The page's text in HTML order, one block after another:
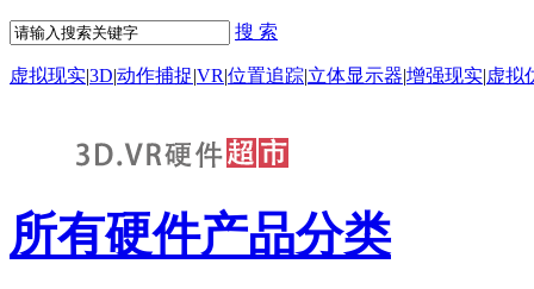
搜 索
虚拟现实|3D|动作捕捉|VR|位置追踪|立体显示器|增强现实|虚拟
所有硬件产品分类